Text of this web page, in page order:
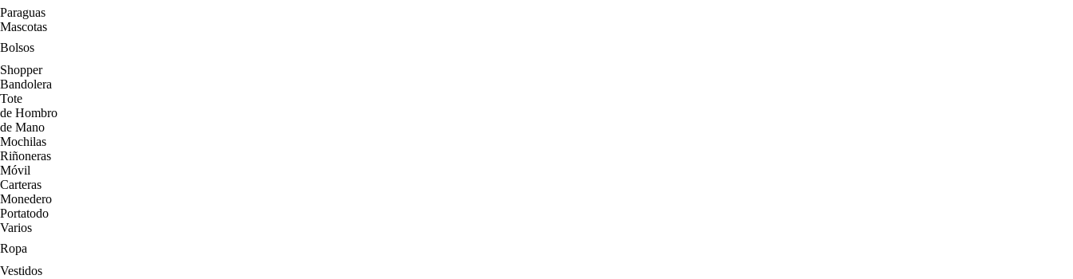
Paraguas
Mascotas
Bolsos
Shopper
Bandolera
Tote
de Hombro
de Mano
Mochilas
Riñoneras
Móvil
Carteras
Monedero
Portatodo
Varios
Ropa
Vestidos